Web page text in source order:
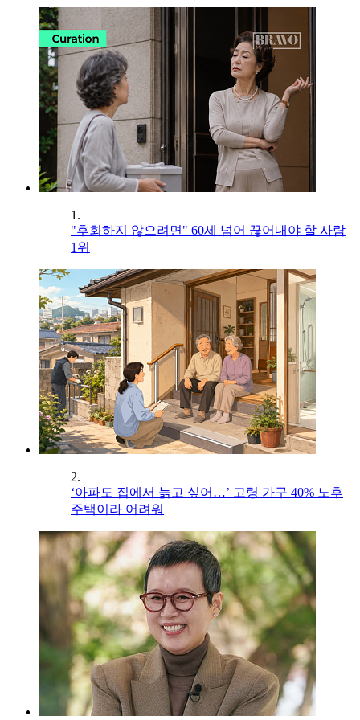
1.
"후회하지 않으려면" 60세 넘어 끊어내야 할 사람
1위
2.
‘아파도 집에서 늙고 싶어…’ 고령 가구 40% 노후
주택이라 어려워